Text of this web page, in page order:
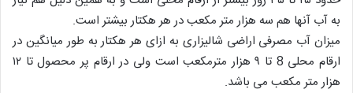
به آب آنها هم سه هزار متر مکعب در هر هکتار بیشتر است.
میزان آب مصرفی اراضی شالیزاری به ازای هر هکتار به طور میانگین در
ارقام محلی 8 تا ۹ هزار مترمکعب است ولی در ارقام پر محصول تا ۱۲
هزار متر مکعب می‌ باشد.